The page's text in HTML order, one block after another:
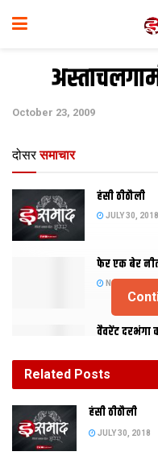
October 23, 2009
दोसर समाचार
हंसी ठीठौली
JULY 30, 2018
फेर एक बेर
NOVEMBER
वैवरेंट
Related Posts
हंसी ठीठौली
JULY 30, 2018